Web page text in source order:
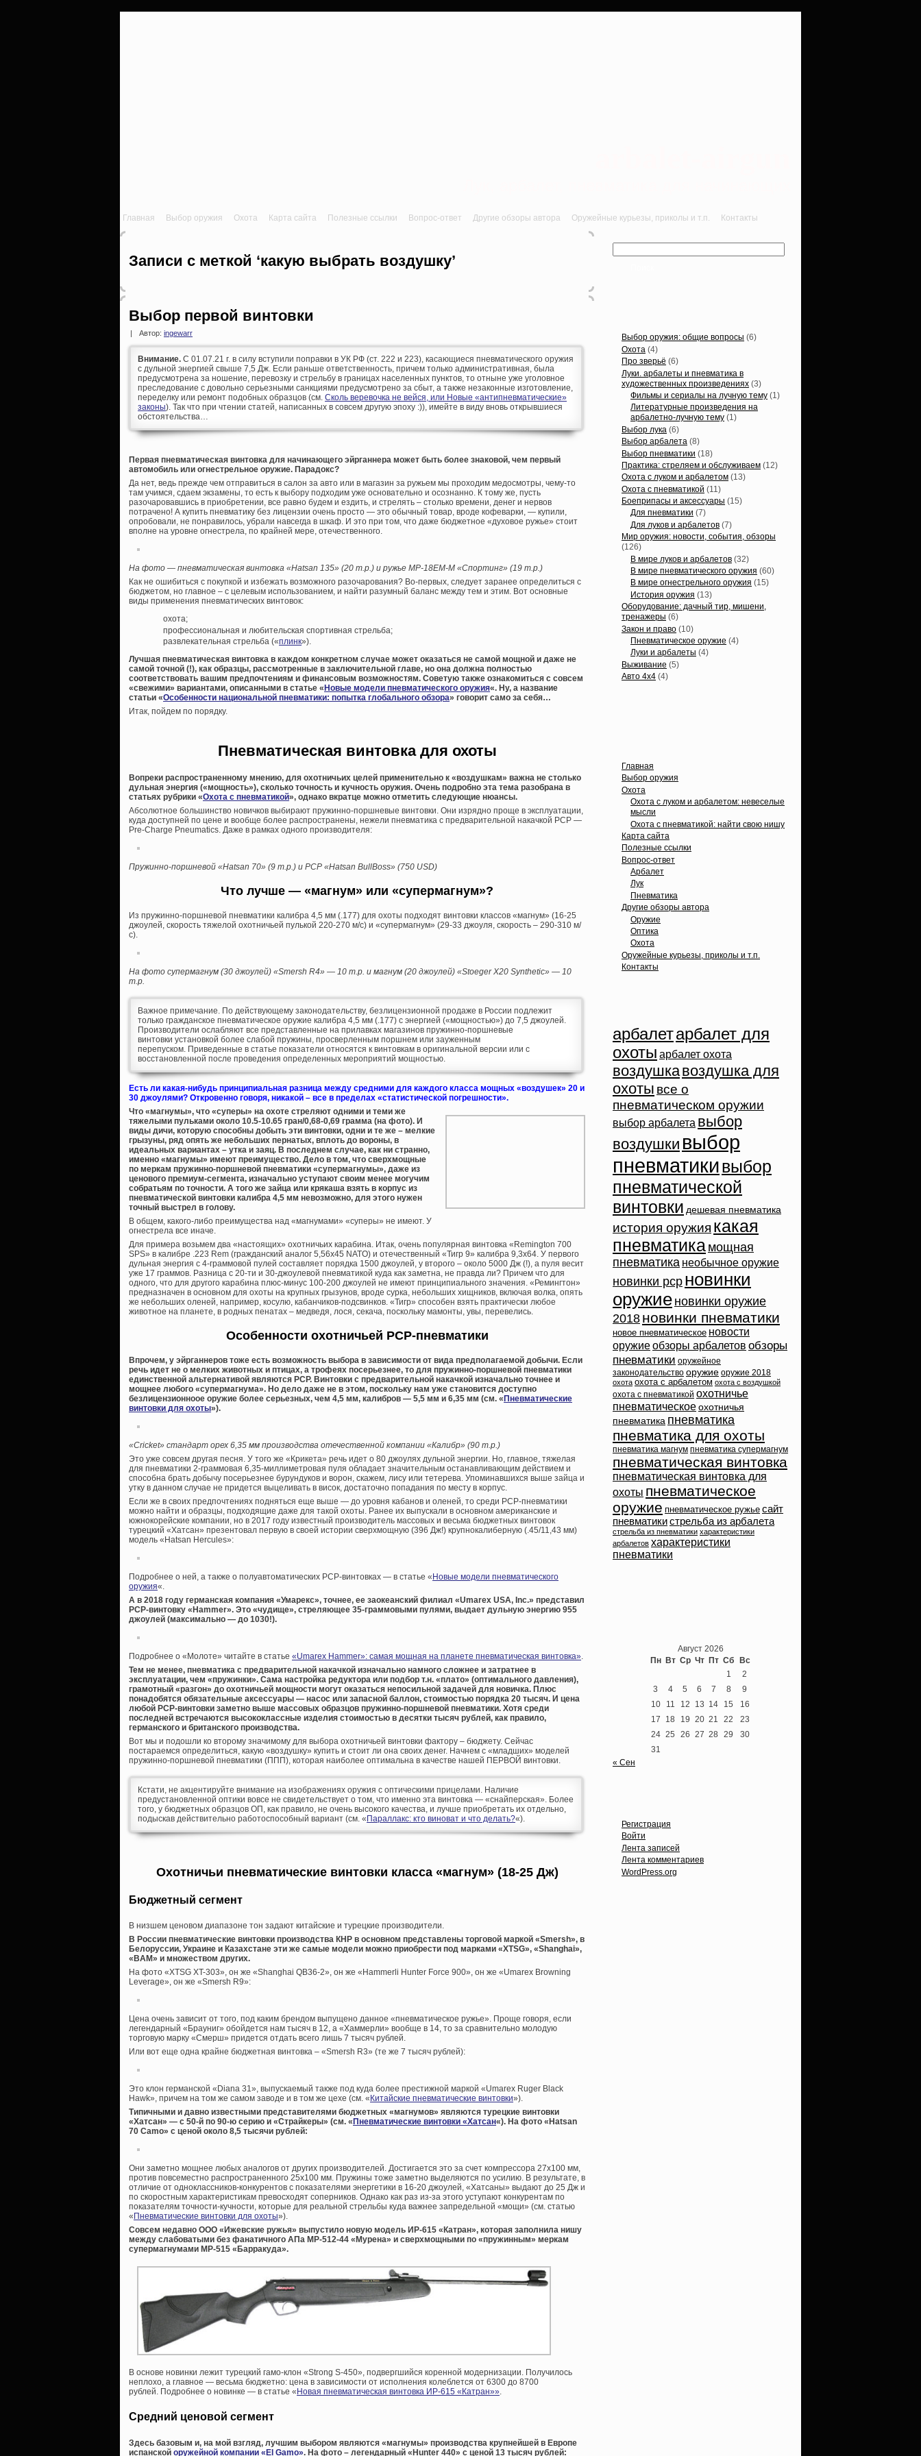
Главная Выбор оружия Охота Карта сайта Полезные ссылки Вопрос-ответ Другие обзоры автора Оружейные курьезы, приколы и т.п. Контакты
Записи с меткой ‘какую выбрать воздушку’
Выбор первой винтовки
Автор: ingewarr
Внимание. С 01.07.21 г. в силу вступили поправки в УК РФ (ст. 222 и 223), касающиеся пневматического оружия
с дульной энергией свыше 7,5 Дж. Если раньше ответственность, причем только административная, была
предусмотрена за ношение, перевозку и стрельбу в границах населенных пунктов, то отныне уже уголовное
преследование с довольно серьезными санкциями предусмотрено за сбыт, а также незаконные изготовление,
переделку или ремонт подобных образцов (см. Сколь веревочка не вейся, или Новые «антипневматические»
законы). Так что при чтении статей, написанных в совсем другую эпоху :)), имейте в виду вновь открывшиеся
обстоятельства…
Первая пневматическая винтовка для начинающего эйрганнера может быть более знаковой, чем первый
автомобиль или огнестрельное оружие. Парадокс?
Да нет, ведь прежде чем отправиться в салон за авто или в магазин за ружьем мы проходим медосмотры, чему-то
там учимся, сдаем экзамены, то есть к выбору подходим уже основательно и осознанно. К тому же, пусть
разочаровавшись в приобретении, все равно будем и ездить, и стрелять – столько времени, денег и нервов
потрачено! А купить пневматику без лицензии очень просто — это обычный товар, вроде кофеварки, — купили,
опробовали, не понравилось, убрали навсегда в шкаф. И это при том, что даже бюджетное «духовое ружье» стоит
вполне на уровне огнестрела, по крайней мере, отечественного.
На фото — пневматическая винтовка «Hatsan 135» (20 т.р.) и ружье MP-18EM-M «Спортинг» (19 т.р.)
Как не ошибиться с покупкой и избежать возможного разочарования? Во-первых, следует заранее определиться с
бюджетом, но главное – с целевым использованием, и найти разумный баланс между тем и этим. Вот основные
виды применения пневматических винтовок:
охота;
профессиональная и любительская спортивная стрельба;
развлекательная стрельба («плинк»).
Лучшая пневматическая винтовка в каждом конкретном случае может оказаться не самой мощной и даже не
самой точной (!), как образцы, рассмотренные в заключительной главе, но она должна полностью
соответствовать вашим предпочтениям и финансовым возможностям. Советую также ознакомиться с совсем
«свежими» вариантами, описанными в статье « Новые модели пневматического оружия«. Ну, а название
статьи «Особенности национальной пневматики: попытка глобального обзора» говорит само за себя…
Итак, пойдем по порядку.
Пневматическая винтовка для охоты
Вопреки распространенному мнению, для охотничьих целей применительно к «воздушкам» важна не столько
дульная энергия («мощность»), сколько точность и кучность оружия. Очень подробно эта тема разобрана в
статьях рубрики «Охота с пневматикой», однако вкратце можно отметить следующие нюансы.
Абсолютное большинство новичков выбирают пружинно-поршневые винтовки. Они изрядно проще в эксплуатации,
куда доступней по цене и вообще более распространены, нежели пневматика с предварительной накачкой PCP —
Pre-Charge Pneumatics. Даже в рамках одного производителя:
Пружинно-поршневой «Hatsan 70» (9 т.р.) и PCP «Hatsan BullBoss» (750 USD)
Что лучше — «магнум» или «супермагнум»?
Из пружинно-поршневой пневматики калибра 4,5 мм (.177) для охоты подходят винтовки классов «магнум» (16-25
джоулей, скорость тяжелой охотничьей пулькой 220-270 м/с) и «супермагнум» (29-33 джоуля, скорость – 290-310 м/
с).
На фото супермагнум (30 джоулей) «Smersh R4» — 10 т.р. и магнум (20 джоулей) «Stoeger X20 Synthetic» — 10
т.р.
Важное примечание. По действующему законодательству, безлицензионной продаже в России подлежит
только гражданское пневматическое оружие калибра 4,5 мм (.177) с энергией («мощностью») до 7,5 джоулей.
Производители ослабляют все представленные на прилавках магазинов пружинно-поршневые
винтовки установкой более слабой пружины, просверленным поршнем или зауженным
перепуском. Приведенные в статье показатели относятся к винтовкам в оригинальной версии или с
восстановленной после проведения определенных мероприятий мощностью.
Есть ли какая-нибудь принципиальная разница между средними для каждого класса мощных «воздушек» 20 и
30 джоулями? Откровенно говоря, никакой – все в пределах «статистической погрешности».
Что «магнумы», что «суперы» на охоте стреляют одними и теми же
тяжелыми пульками около 10.5-10.65 гран/0,68-0,69 грамма (на фото). И
виды дичи, которую способны добыть эти винтовки, одни и те же – мелкие
грызуны, ряд опять же небольших пернатых, вплоть до вороны, в
идеальных вариантах – утка и заяц. В последнем случае, как ни странно,
именно «магнумы» имеют преимущество. Дело в том, что сверхмощные
по меркам пружинно-поршневой пневматики «супермагнумы», даже из
ценового премиум-сегмента, изначально уступают своим менее могучим
собратьям по точности. А того же зайца или крякаша взять в корпус из
пневматической винтовки калибра 4,5 мм невозможно, для этого нужен
точный выстрел в голову.
В общем, какого-либо преимущества над «магнумами» «суперы» не имеют. У
огнестрела все иначе.
Для примера возьмем два «настоящих» охотничьих карабина. Итак, очень популярная винтовка «Remington 700
SPS» в калибре .223 Rem (гражданский аналог 5,56х45 NATO) и отечественный «Тигр 9» калибра 9,3х64. У первого
дульная энергия с 4-граммовой пулей составляет порядка 1500 джоулей, у второго – около 5000 Дж (!), а пуля весит
уже 17 граммов. Разница с 20-ти и 30-джоулевой пневматикой куда как заметна, не правда ли? Причем что для
одного, что для другого карабина плюс-минус 100-200 джоулей не имеют принципиального значения. «Ремингтон»
предназначен в основном для охоты на крупных грызунов, вроде сурка, небольших хищников, включая волка, опять
же небольших оленей, например, косулю, кабанчиков-подсвинков. «Тигр» способен взять практически любое
животное на планете, в родных пенатах – медведя, лося, секача, поскольку мамонты, увы, перевелись.
Особенности охотничьей PCP-пневматики
Впрочем, у эйрганнеров тоже есть возможность выбора в зависимости от вида предполагаемой добычи. Если
речь идет не о мелких животных и птицах, а трофеях посерьезнее, то для пружинно-поршневой пневматики
единственной альтернативой являются PCP. Винтовки с предварительной накачкой изначально точнее и
мощнее любого «супермагнума». Но дело даже не в этом, поскольку нам уже становится доступно
безлицензионноое оружие более серьезных, чем 4,5 мм, калибров — 5,5 мм и 6,35 мм (см. «Пневматические
винтовки для охоты»).
«Cricket» стандарт орех 6,35 мм производства отечественной компании «Калибр» (90 т.р.)
Это уже совсем другая песня. У того же «Крикета» речь идет о 80 джоулях дульной энергии. Но, главное, тяжелая
для пневматики 2-граммовая 6,35-миллиметровая пуля обладает значительным останавливающим действием и
способна брать добычу посерьезнее бурундуков и ворон, скажем, лису или тетерева. Упоминавшихся выше зайца и
утку в данном случае не придется выцеливать в висок, достаточно попадания по месту в корпус.
Если же в своих предпочтениях подняться еще выше — до уровня кабанов и оленей, то среди PCP-пневматики
можно найти и образцы, подходящие даже для такой охоты. Ранее их выпускали в основном американские и
южнокорейские компании, но в 2017 году известный производитель массовых и весьма бюджетных винтовок
турецкий «Хатсан» презентовал первую в своей истории сверхмощную (396 Дж!) крупнокалиберную (.45/11,43 мм)
модель «Hatsan Hercules»:
Подробнее о ней, а также о полуавтоматических PCP-винтовках — в статье «Новые модели пневматического
оружия«.
А в 2018 году германская компания «Умарекс», точнее, ее заокеанский филиал «Umarex USA, Inc.» представил
PCP-винтовку «Hammer». Это «чудище», стреляющее 35-граммовыми пулями, выдает дульную энергию 955
джоулей (максимально — до 1030!).
Подробнее о «Молоте» читайте в статье «Umarex Hammer»: самая мощная на планете пневматическая винтовка»
Тем не менее, пневматика с предварительной накачкой изначально намного сложнее и затратнее в
эксплуатации, чем «пружинки». Сама настройка редуктора или подбор т.н. «плато» (оптимального давления),
грамотный «разгон» до охотничьей мощности могут оказаться непосильной задачей для новичка. Плюс
понадобятся обязательные аксессуары — насос или запасной баллон, стоимостью порядка 20 тысяч. И цена
любой PCP-винтовки заметно выше массовых образцов пружинно-поршневой пневматики. Хотя среди
последней встречаются высококлассные изделия стоимостью в десятки тысяч рублей, как правило,
германского и британского производства.
Вот мы и подошли ко второму значимому для выбора охотничьей винтовки фактору – бюджету. Сейчас
постараемся определиться, какую «воздушку» купить и стоит ли она своих денег. Начнем с «младших» моделей
пружинно-поршневой пневматики (ППП), которая наиболее оптимальна в качестве нашей ПЕРВОЙ винтовки.
Кстати, не акцентируйте внимание на изображениях оружия с оптическими прицелами. Наличие
предустановленной оптики вовсе не свидетельствует о том, что именно эта винтовка — «снайперская». Более
того, у бюджетных образцов ОП, как правило, не очень высокого качества, и лучше приобретать их отдельно,
подыскав действительно работоспособный вариант (см. «Параллакс: кто виноват и что делать?«).
Охотничьи пневматические винтовки класса «магнум» (18-25 Дж)
Бюджетный сегмент
В низшем ценовом диапазоне тон задают китайские и турецкие производители.
В России пневматические винтовки производства КНР в основном представлены торговой маркой «Smersh», в
Белоруссии, Украине и Казахстане эти же самые модели можно приобрести под марками «XTSG», «Shanghai»,
«BAM» и множеством других.
На фото «XTSG XT-303», он же «Shanghai QB36-2», он же «Hammerli Hunter Force 900», он же «Umarex Browning
Leverage», он же «Smersh R9»:
Цена очень зависит от того, под каким брендом выпущено данное «пневматическое ружье». Проще говоря, если
легендарный «Брауниг» обойдется нам тысяч в 12, а «Хаммерли» вообще в 14, то за сравнительно молодую
торговую марку «Смерш» придется отдать всего лишь 7 тысяч рублей.
Или вот еще одна крайне бюджетная винтовка – «Smersh R3» (те же 7 тысяч рублей):
Это клон германской «Diana 31», выпускаемый также под куда более престижной маркой «Umarex Ruger Black
Hawk», причем на том же самом заводе и в том же цехе (см. « Китайские пневматические винтовки»).
Типичными и давно известными представителями бюджетных «магнумов» являются турецкие винтовки
«Хатсан» — с 50-й по 90-ю серию и «Страйкеры» (см. « Пневматические винтовки «Хатсан«). На фото «Hatsan
70 Camo» с ценой около 8,5 тысячи рублей:
Они заметно мощнее любых аналогов от других производителей. Достигается это за счет компрессора 27х100 мм,
против повсеместно распространенного 25х100 мм. Пружины тоже заметно выделяются по усилию. В результате, в
отличие от одноклассников-конкурентов с показателями энергетики в 16-20 джоулей, «Хатсаны» выдают до 25 Дж и
по скоростным характеристикам превосходят соперников. Однако как раз из-за этого уступают конкурентам по
показателям точности-кучности, которые для реальной стрельбы куда важнее запредельной «мощи» (см. статью
« Пневматические винтовки для охоты»).
Совсем недавно ООО «Ижевские ружья» выпустило новую модель ИР-615 «Катран», которая заполнила нишу
между слабоватыми без фанатичного АПа МР-512-44 «Мурена» и сверхмощными по «пружинным» меркам
супермагнумами МР-515 «Барракуда».
В основе новинки лежит турецкий гамо-клон «Strong S-450», подвергшийся коренной модернизации. Получилось
неплохо, а главное — весьма бюджетно: цена в зависимости от исполнения колеблется от 6300 до 8700
рублей. Подробнее о новинке — в статье « Новая пневматическая винтовка ИР-615 «Катран»».
Средний ценовой сегмент
Здесь базовым и, на мой взгляд, лучшим выбором являются «магнумы» производства крупнейшей в Европе
испанской оружейной компании «El Gamo». На фото – легендарный «Hunter 440» с ценой 13 тысяч рублей:
Выбор оружия: общие вопросы (6)
Охота (4)
Про зверьё (6)
Луки. арбалеты и пневматика в
художественных произведениях (3)
Фильмы и сериалы на лучную тему (1)
Литературные произведения на
арбалетно-лучную тему (1)
Выбор лука (6)
Выбор арбалета (8)
Выбор пневматики (18)
Практика: стреляем и обслуживаем (12)
Охота с луком и арбалетом (13)
Охота с пневматикой (11)
Боеприпасы и аксессуары (15)
Для пневматики (7)
Для луков и арбалетов (7)
Мир оружия: новости, события, обзоры
(126)
В мире луков и арбалетов (32)
В мире пневматического оружия (60)
В мире огнестрельного оружия (15)
История оружия (13)
Оборудование: дачный тир, мишени,
тренажеры (6)
Закон и право (10)
Пневматическое оружие (4)
Луки и арбалеты (4)
Выживание (5)
Авто 4х4 (4)
Главная
Выбор оружия
Охота
Охота с луком и арбалетом: невеселые
мысли
Охота с пневматикой: найти свою нишу
Карта сайта
Полезные ссылки
Вопрос-ответ
Арбалет
Лук
Пневматика
Другие обзоры автора
Оружие
Оптика
Охота
Оружейные курьезы, приколы и т.п.
Контакты
арбалетарбалет для
охоты арбалет охота
воздушкавоздушка для
охоты все о
пневматическом оружии
выбор арбалета выбор
воздушки выбор
пневматикивыбор
пневматической
винтовки дешевая пневматика
история оружия какая
пневматика мощная
пневматика необычное оружие
новинки pcp новинки
оружие новинки оружие
2018 новинки пневматики
новое пневматическое новости
оружиеобзоры арбалетов обзоры
пневматики оружейное
законодательство оружие оружие 2018
охота охота с арбалетом охота с воздушкой
охота с пневматикой охотничье
пневматическое охотничья
пневматика пневматика
пневматика для охоты
пневматика магнум пневматика супермагнум
пневматическая винтовка
пневматическая винтовка для
охоты пневматическое
оружие пневматическое ружье сайт
пневматикистрельба из арбалета
стрельба из пневматики характеристики
арбалетов характеристики
пневматики
Август 2026
Пн Вт Ср Чт Пт Сб Вс
1
2
3
4 5 6 7 8
9
10
11 12 13 14 15
16
17
18 19 20 21 22
23
24 25 26 27 28 29
30
31
« Сен
Регистрация
Войти
Лента записей
Лента комментариев
WordPress.org